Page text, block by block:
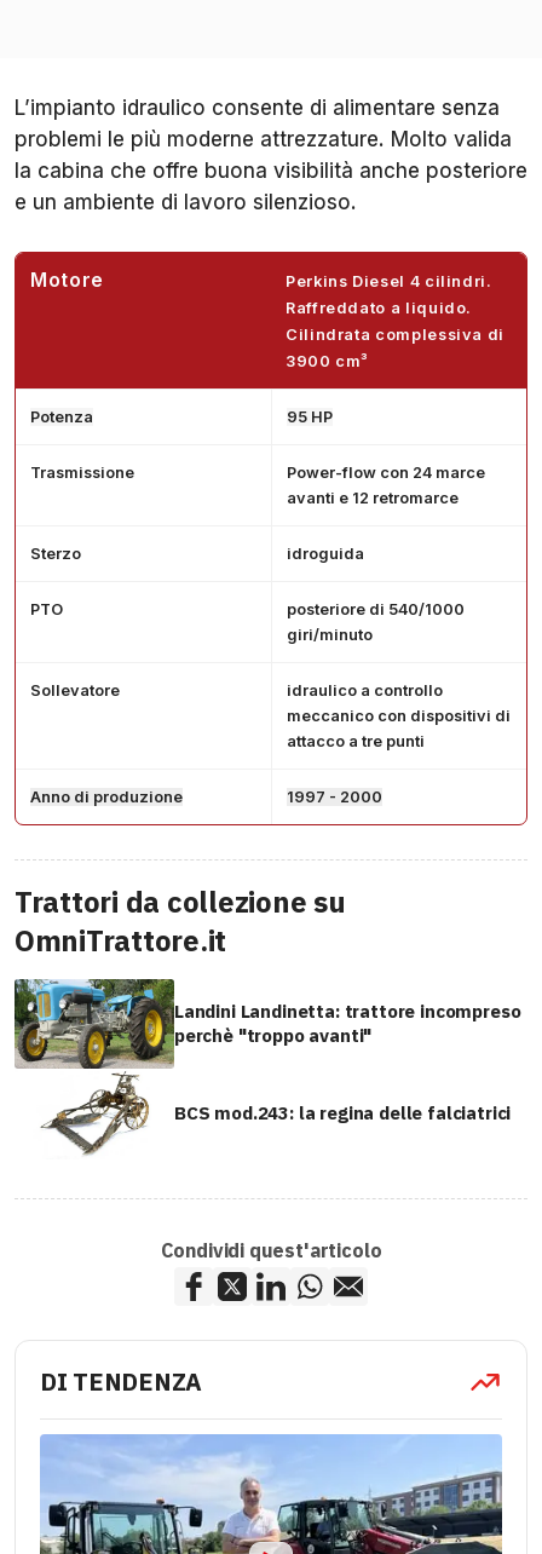
L’impianto idraulico consente di alimentare senza
problemi le più moderne attrezzature. Molto valida
la cabina che offre buona visibilità anche posteriore
e un ambiente di lavoro silenzioso.
Motore
Perkins Diesel 4 cilindri.
Raffreddato a liquido.
Cilindrata complessiva di
3900 cm³
Potenza 95 HP
Trasmissione
Power-flow con 24 marce
avanti e 12 retromarce
Sterzo idroguida
PTO
posteriore di 540/1000
giri/minuto
Sollevatore
idraulico a controllo
meccanico con dispositivi di
attacco a tre punti
Anno di produzione 1997 - 2000
Trattori da collezione su
OmniTrattore.it
Landini Landinetta: trattore incompreso
perchè "troppo avanti"
BCS mod.243: la regina delle falciatrici
Condividi quest'articolo
DI TENDENZA